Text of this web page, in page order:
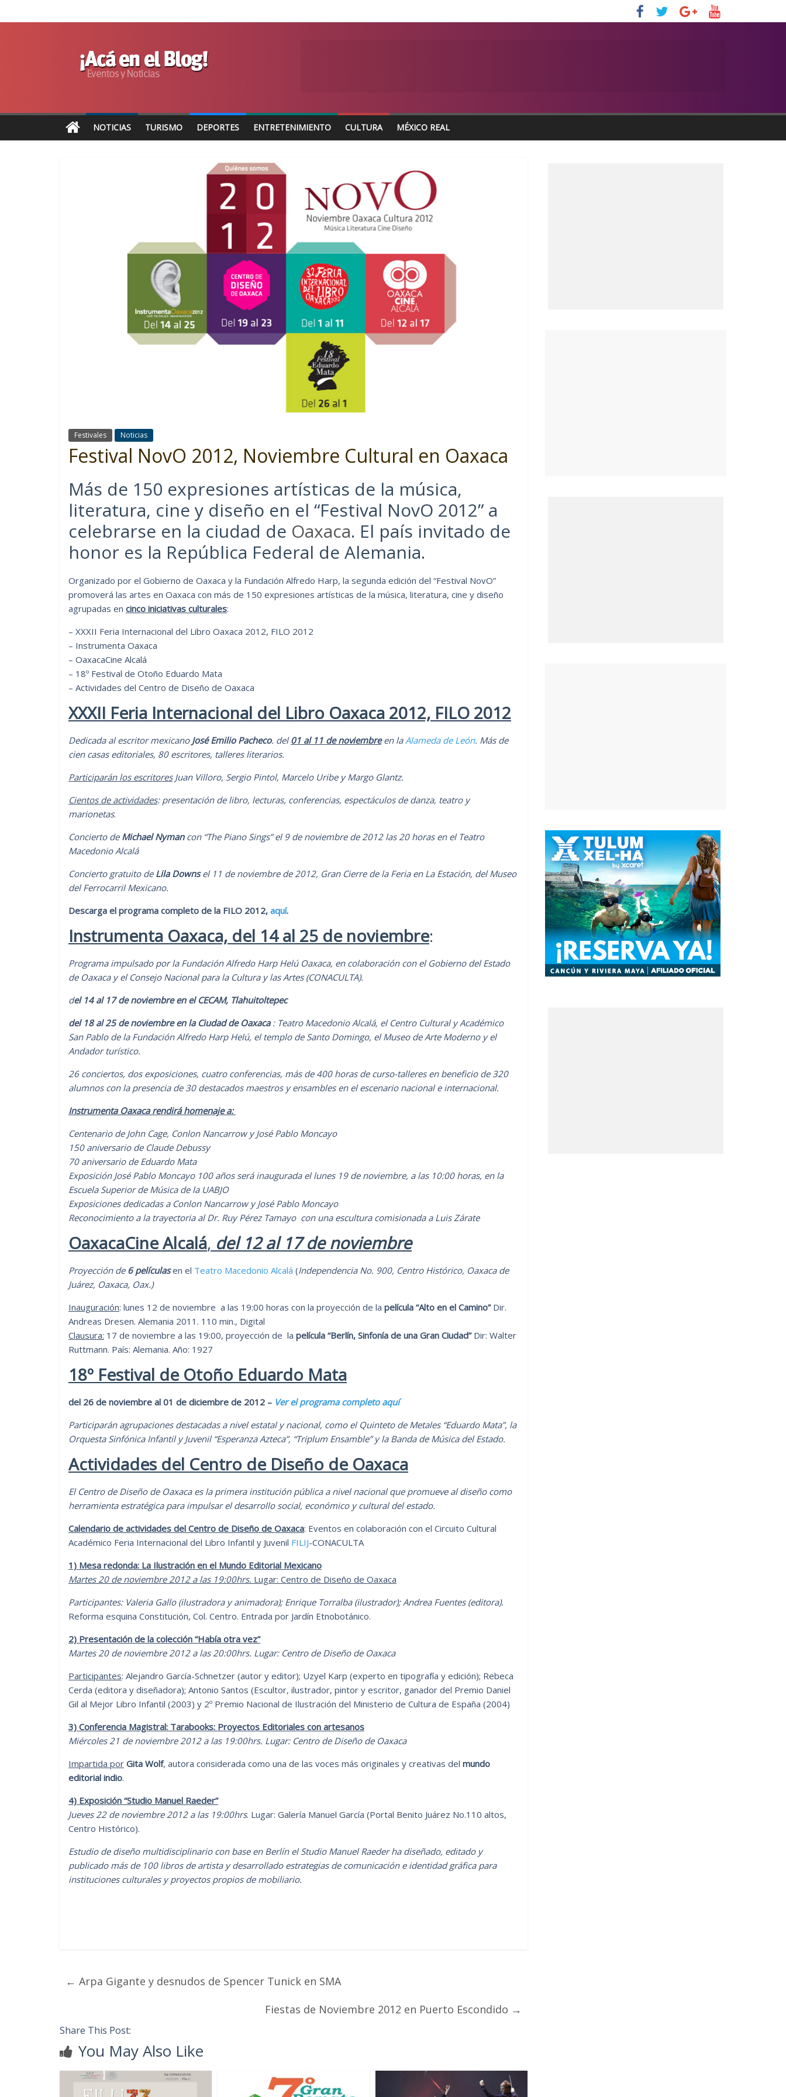
NOTICIAS TURISMO DEPORTES ENTRETENIMIENTO CULTURA MÉXICO REAL
Festivales Noticias
Festival NovO 2012, Noviembre Cultural en Oaxaca
Más de 150 expresiones artísticas de la música,
literatura, cine y diseño en el “Festival NovO 2012” a
celebrarse en la ciudad de Oaxaca. El país invitado de
honor es la República Federal de Alemania.
Organizado por el Gobierno de Oaxaca y la Fundación Alfredo Harp, la segunda edición del “Festival NovO”
promoverá las artes en Oaxaca con más de 150 expresiones artísticas de la música, literatura, cine y diseño
agrupadas en cinco iniciativas culturales:
– XXXII Feria Internacional del Libro Oaxaca 2012, FILO 2012
– Instrumenta Oaxaca
– OaxacaCine Alcalá
– 18º Festival de Otoño Eduardo Mata
– Actividades del Centro de Diseño de Oaxaca
XXXII Feria Internacional del Libro Oaxaca 2012, FILO 2012
Dedicada al escritor mexicano José Emilio Pacheco. del01 al 11 de noviembreen la Alameda de León. Más de
cien casas editoriales, 80 escritores, talleres literarios.
Participarán los escritoresJuan Villoro, Sergio Pintol, Marcelo Uribe y Margo Glantz.
Cientos de actividades: presentación de libro, lecturas, conferencias, espectáculos de danza, teatro y
marionetas.
Concierto deMichael Nyman con “The Piano Sings”el 9 de noviembre de 2012 las 20 horas en el Teatro
Macedonio Alcalá
Concierto gratuito de Lila Downsel 11 de noviembre de 2012, Gran Cierre de la Feria en La Estación, del Museo
del Ferrocarril Mexicano.
Descarga el programa completo de la FILO 2012, aquí.
Instrumenta Oaxaca, del 14 al 25 de noviembre:
Programa impulsado por la Fundación Alfredo Harp Helú Oaxaca, en colaboración con el Gobierno del Estado
de Oaxaca y el Consejo Nacional para la Cultura y las Artes (CONACULTA).
del 14 al 17 de noviembre en el CECAM, Tlahuitoltepec
del 18 al 25 de noviembre en la Ciudad de Oaxaca: Teatro Macedonio Alcalá, el Centro Cultural y Académico
San Pablo de la Fundación Alfredo Harp Helú, el templo de Santo Domingo, el Museo de Arte Moderno y el
Andador turístico.
26 conciertos, dos exposiciones, cuatro conferencias, más de 400 horas de curso-talleres en beneficio de 320
alumnos con la presencia de 30 destacados maestros y ensambles en el escenario nacional e internacional.
Instrumenta Oaxaca rendirá homenaje a:
Centenario de John Cage, Conlon Nancarrow y José Pablo Moncayo
150 aniversario de Claude Debussy
70 aniversario de Eduardo Mata
Exposición José Pablo Moncayo 100 años será inaugurada el lunes 19 de noviembre, a las 10:00 horas, en la
Escuela Superior de Música de la UABJO
Exposiciones dedicadas a Conlon Nancarrow y José Pablo Moncayo
Reconocimiento a la trayectoria al Dr. Ruy Pérez Tamayo con una escultura comisionada a Luis Zárate
OaxacaCine Alcalá, del 12 al 17 de noviembre
Proyección de 6 películasen el Teatro Macedonio Alcalá (Independencia No. 900, Centro Histórico, Oaxaca de
Juárez, Oaxaca, Oax.)
Inauguración: lunes 12 de noviembre a las 19:00 horas con la proyección de la película “Alto en el Camino”Dir.
Andreas Dresen. Alemania 2011. 110 min., Digital
Clausura: 17 de noviembre a las 19:00, proyección de la película “Berlín, Sinfonía de una Gran Ciudad”Dir: Walter
Ruttmann. País: Alemania. Año: 1927
18º Festival de Otoño Eduardo Mata
del 26 de noviembre al 01 de diciembre de 2012 – Ver el programa completo aquí
Participarán agrupaciones destacadas a nivel estatal y nacional, como el Quinteto de Metales “Eduardo Mata”, la
Orquesta Sinfónica Infantil y Juvenil “Esperanza Azteca”, “Triplum Ensamble” y la Banda de Música del Estado.
Actividades del Centro de Diseño de Oaxaca
El Centro de Diseño de Oaxaca es la primera institución pública a nivel nacional que promueve al diseño como
herramienta estratégica para impulsar el desarrollo social, económico y cultural del estado.
Calendario de actividades del Centro de Diseño de Oaxaca: Eventos en colaboración con el Circuito Cultural
Académico Feria Internacional del Libro Infantil y Juvenil FILIJ-CONACULTA
1) Mesa redonda: La Ilustración en el Mundo Editorial Mexicano
Martes 20 de noviembre 2012 a las 19:00hrs. Lugar: Centro de Diseño de Oaxaca
Participantes: Valeria Gallo (ilustradora y animadora); Enrique Torralba (ilustrador); Andrea Fuentes (editora).
Reforma esquina Constitución, Col. Centro. Entrada por Jardín Etnobotánico.
2) Presentación de la colección “Había otra vez”
Martes 20 de noviembre 2012 a las 20:00hrs. Lugar: Centro de Diseño de Oaxaca
Participantes: Alejandro García-Schnetzer (autor y editor); Uzyel Karp (experto en tipografía y edición); Rebeca
Cerda (editora y diseñadora); Antonio Santos (Escultor, ilustrador, pintor y escritor, ganador del Premio Daniel
Gil al Mejor Libro Infantil (2003) y 2º Premio Nacional de Ilustración del Ministerio de Cultura de España (2004)
3) Conferencia Magistral: Tarabooks: Proyectos Editoriales con artesanos
Miércoles 21 de noviembre 2012 a las 19:00hrs. Lugar: Centro de Diseño de Oaxaca
Impartida por Gita Wolf, autora considerada como una de las voces más originales y creativas del mundo
editorial indio.
4) Exposición “Studio Manuel Raeder”
Jueves 22 de noviembre 2012 a las 19:00hrs. Lugar: Galería Manuel García (Portal Benito Juárez No.110 altos,
Centro Histórico).
Estudio de diseño multidisciplinario con base en Berlín el Studio Manuel Raeder ha diseñado, editado y
publicado más de 100 libros de artista y desarrollado estrategias de comunicación e identidad gráfica para
instituciones culturales y proyectos propios de mobiliario.
← Arpa Gigante y desnudos de Spencer Tunick en SMA
Fiestas de Noviembre 2012 en Puerto Escondido →
Share This Post:
You May Also Like